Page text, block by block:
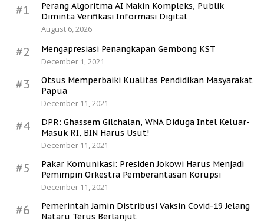
#1
Perang Algoritma AI Makin Kompleks, Publik
Diminta Verifikasi Informasi Digital
August 6, 2026
#2
Mengapresiasi Penangkapan Gembong KST
December 1, 2021
#3
Otsus Memperbaiki Kualitas Pendidikan Masyarakat
Papua
December 11, 2021
#4
DPR: Ghassem Gilchalan, WNA Diduga Intel Keluar-
Masuk RI, BIN Harus Usut!
December 11, 2021
#5
Pakar Komunikasi: Presiden Jokowi Harus Menjadi
Pemimpin Orkestra Pemberantasan Korupsi
December 11, 2021
#6
Pemerintah Jamin Distribusi Vaksin Covid-19 Jelang
Nataru Terus Berlanjut